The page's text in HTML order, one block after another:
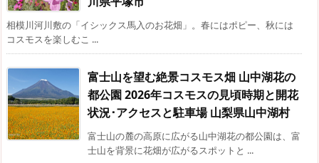
相模川河川敷の「イシックス馬入のお花畑」。春にはポピー、秋には
コスモスを楽しむこ ...
富士山を望む絶景コスモス畑 山中湖花の
都公園 2026年コスモスの見頃時期と開花
状況･アクセスと駐車場 山梨県山中湖村
富士山の麓の高原に広がる山中湖花の都公園は、富
士山を背景に花畑が広がるスポットと ...